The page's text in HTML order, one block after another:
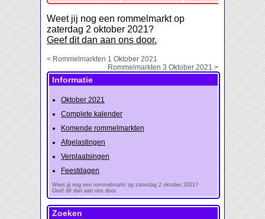
Weet jij nog een rommelmarkt op
zaterdag 2 oktober 2021?
Geef dit dan aan ons door.
< Rommelmarkten 1 Oktober 2021
Rommelmarkten 3 Oktober 2021 >
Informatie
Oktober 2021
Complete kalender
Komende rommelmarkten
Afgelastingen
Verplaatsingen
Feestdagen
Weet jij nog een rommelmarkt op zaterdag 2 oktober 2021?
Geef dit dan aan ons door.
Zoeken